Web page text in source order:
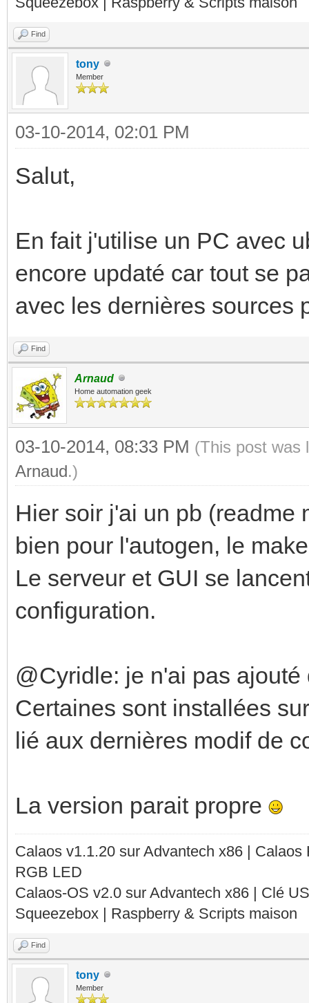
names to toolchain
checking for /usr/
files... -r
checking for
pass_all
checking how to
libraries... printf
checking for ar... ar
checking for archiver
checking for
checking for
checking command to
from gcc object... ok
checking for
checking for mt... mt
checking if mt is a
checking for
checking for
exceptions... no
checking for gcc
-DPIC
checking if gcc PIC
checking if gcc
checking if gcc
checking if gcc
(cached) yes
checking whether
supports shared
checking whether -
Find
tony
Member
03-10-2014, 02:01 PM
Salut,
En fait j'utilise un PC avec
encore updaté car tout se
avec les dernières sources
Find
Arnaud
Home automation geek
03-10-2014, 08:33 PM (This post was
Arnaud.)
Hier soir j'ai un pb (readme
bien pour l'autogen, le
Le serveur et GUI se
configuration.
@Cyridle: je n'ai pas
Certaines sont installées
lié aux dernières modif de
La version parait propre
Calaos v1.1.20 sur Advantech x86 |
RGB LED
Calaos-OS v2.0 sur Advantech x86 | Clé
Squeezebox | Raspberry & Scripts maison
Find
tony
Member